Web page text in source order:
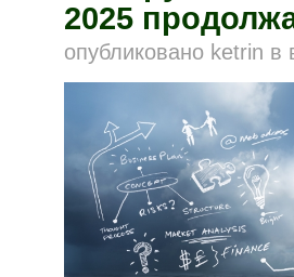
2025
опубликовано ketrin в